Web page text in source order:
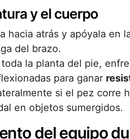
y el cuerpo
hacia atrás y apóyala en
del brazo.
la planta del pie,
para ganar
si el pez corre
en objetos sumergidos.
del equipo